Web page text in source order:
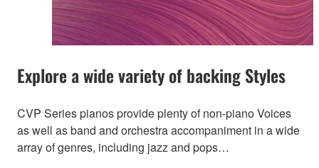
Explore a wide variety of backing Styles
CVP Series pianos provide plenty of non-piano Voices
as well as band and orchestra accompaniment in a wide
array of genres, including jazz and pops…